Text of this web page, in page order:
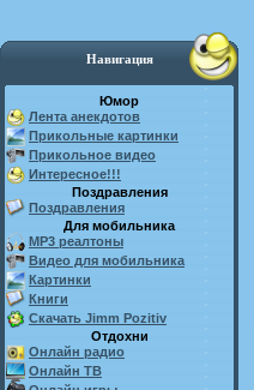
Навигация
Юмор
Лента анекдотов
Прикольные картинки
Прикольное видео
Интересное!!!
Поздравления
Поздравления
Для мобильника
MP3 реалтоны
Видео для мобильника
Картинки
Книги
Скачать Jimm Pozitiv
Отдохни
Онлайн радио
Онлайн ТВ